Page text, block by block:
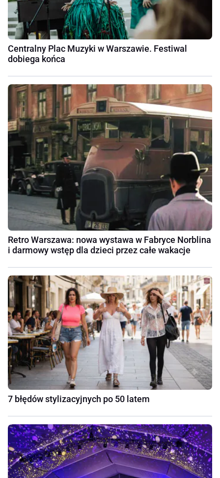
Centralny Plac Muzyki w Warszawie. Festiwal
dobiega końca
Retro Warszawa: nowa wystawa w Fabryce Norblina
i darmowy wstęp dla dzieci przez całe wakacje
7 błędów stylizacyjnych po 50 latem